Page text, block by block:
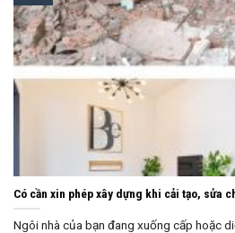
Có cần xin phép xây dựng khi cải tạo, sửa
Ngôi nhà của bạn đang xuống cấp hoặc